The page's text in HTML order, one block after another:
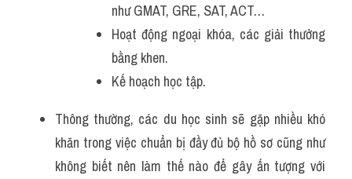
như GMAT, GRE, SAT, ACT…
Hoạt động ngoại khóa, các giải thưởng
bằng khen.
Kế hoạch học tập.
Thông thường, các du học sinh sẽ gặp nhiều khó
khăn trong việc chuẩn bị đầy đủ bộ hồ sơ cũng như
không biết nên làm thế nào để gây ấn tượng với